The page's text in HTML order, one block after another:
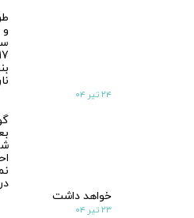
۲۴ تیر ۰۴
خواهد داشت
۲۳ تیر ۰۴